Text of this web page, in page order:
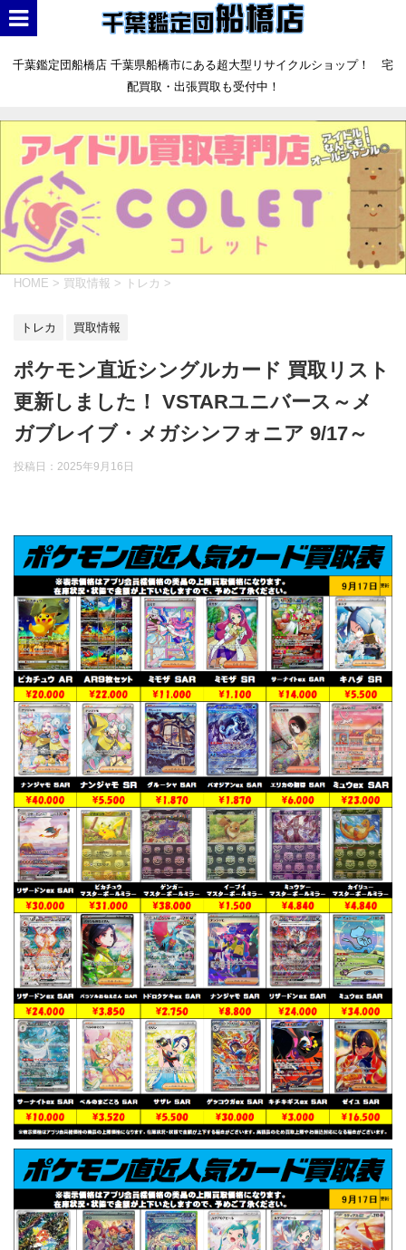
千葉鑑定団船橋店 千葉県船橋市にある超大型リサイクルショップ！ 宅
配買取・出張買取も受付中！
HOME > 買取情報 > トレカ >
トレカ 買取情報
ポケモン直近シングルカード 買取リスト
更新しました！ VSTARユニバース～メ
ガブレイブ・メガシンフォニア 9/17～
投稿日： 2025年9月16日